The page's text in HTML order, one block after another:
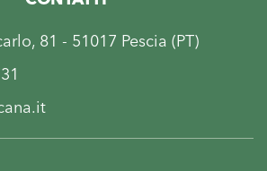
81 - 51017 Pescia (PT)